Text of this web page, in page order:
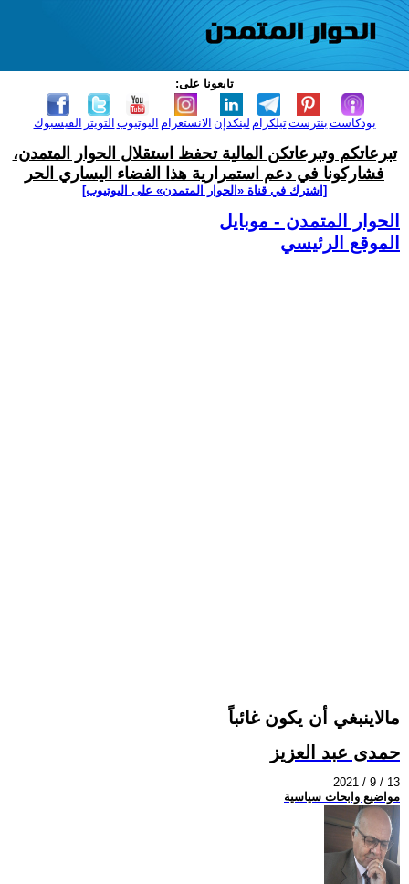
تابعونا على:
الفيسبوك التويتر اليوتيوب الانستغرام لينكدإن تيلكرامبنترست بودكاست
تبرعاتكم وتبرعاتكن المالية تحفظ استقلال الحوار المتمدن،
فشاركونا في دعم استمرارية هذا الفضاء اليساري الحر
[اشترك في قناة ‫«الحوار المتمدن» على اليوتيوب]
الحوار المتمدن - موبايل
الموقع الرئيسي
مالاينبغي أن يكون غائباً
حمدى عبد العزيز
2021 / 9 / 13
مواضيع وابحاث سياسية